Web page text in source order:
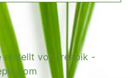
erstellt von freepik -